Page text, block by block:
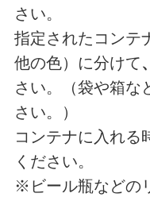
さい。
指定されたコンテ
他の色）に分けて
さい。（袋や箱な
さい。）
コンテナに入れる
ください。
※ビール瓶などの